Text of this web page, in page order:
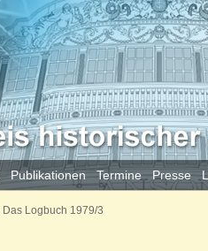
Publikationen Termine Presse
Das Logbuch 1979/3